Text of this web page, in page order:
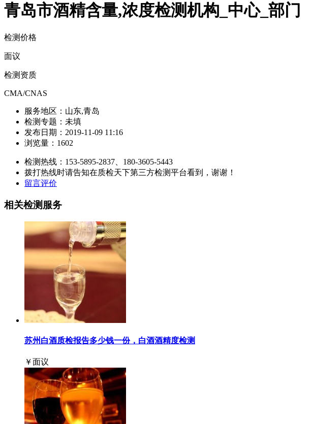
青岛市酒精含量,浓度检测机构_中心_部门
检测价格
面议
检测资质
CMA/CNAS
服务地区： 山东,青岛
检测专题： 未填
发布日期： 2019-11-09 11:16
浏览量： 1602
检测热线： 153-5895-2837、180-3605-5443
拨打热线时请告知在质检天下第三方检测平台看到，谢谢！
留言评价
相关检测服务
苏州白酒质检报告多少钱一份，白酒酒精度检测
￥面议